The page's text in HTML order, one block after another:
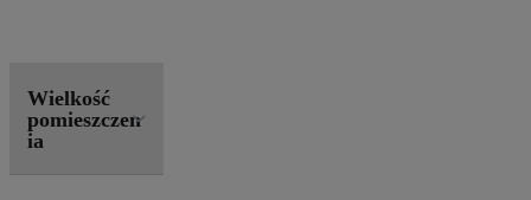
Wielkość
pomieszczen
ia